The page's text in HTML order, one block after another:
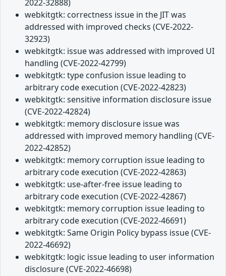
2022-32888)
webkitgtk: correctness issue in the JIT was
addressed with improved checks (CVE-2022-
32923)
webkitgtk: issue was addressed with improved UI
handling (CVE-2022-42799)
webkitgtk: type confusion issue leading to
arbitrary code execution (CVE-2022-42823)
webkitgtk: sensitive information disclosure issue
(CVE-2022-42824)
webkitgtk: memory disclosure issue was
addressed with improved memory handling (CVE-
2022-42852)
webkitgtk: memory corruption issue leading to
arbitrary code execution (CVE-2022-42863)
webkitgtk: use-after-free issue leading to
arbitrary code execution (CVE-2022-42867)
webkitgtk: memory corruption issue leading to
arbitrary code execution (CVE-2022-46691)
webkitgtk: Same Origin Policy bypass issue (CVE-
2022-46692)
webkitgtk: logic issue leading to user information
disclosure (CVE-2022-46698)